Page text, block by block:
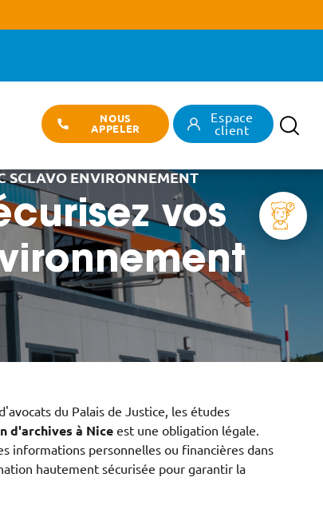
NOUS
APPELER
Espace
client
Recherche
SCLAVO ENVIRONNEMENT
vos
du Palais de Justice, les études
d'archives à Nice est une obligation légale.
informations personnelles ou financières dans
hautement sécurisée pour garantir la